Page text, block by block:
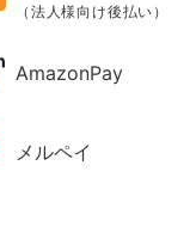
（法人様向け後払い）
AmazonPay
メルペイ